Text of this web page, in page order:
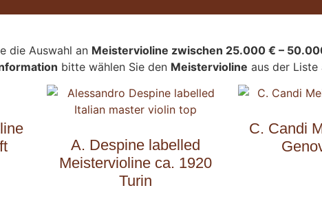
die Auswahl an Meistervioline zwischen 25.000 € –
bitte wählen Sie den Meistervioline aus der Liste
A. Despine labelled
Meistervioline ca. 1920
Turin
C. Candi